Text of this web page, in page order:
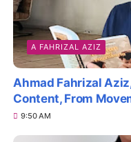
A FAHRIZAL AZIZ
Ahmad Fahrizal
Content, From
9:50 AM